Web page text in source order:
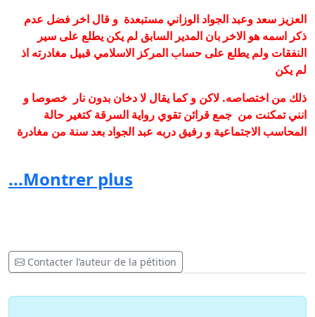
العزيز سعد وعبد الجواد الوزاني مستبعدة و قال اخر فضل عدم
ذكر اسمه هو الاخر بان المدير السابق لم يكن يطلع على سير
النفقات ولم يطلع على حساب المركز الاسلامي قبيل مغادرته اذ
لم يكن
ذلك من اختصاصه. لاكن و كما يقال لا دخان بدون نار خصوصا و
انني تمكنت من جمع قرائن تقوي رواية السرقة كتغير حالة
المحاسب الاجتماعية و رفيق دربه عبد الجواد بعد سنة من مغادرة
المنهوب في بناء عمارة سكنية في فاس الجديدة و شراء قطع
ارضية في منطقة صفرو القريبة من فاس ثم قاما باستثمار مبلغ
ذلك العنصر النسوي المتمثل في زوجاتهم و صديقات زوجاتهم و قد
المستعانو كما قيل فان البعرة تدل على البعير و لابد من ان
...Montrer plus
Contacter l’auteur de la pétition